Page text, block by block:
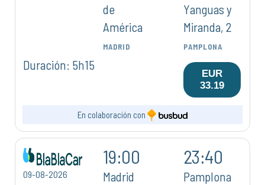
de
América
MADRID
Yanguas y
Miranda, 2
PAMPLONA
Duración: 5h15
EUR
33.19
En colaboración con
09-08-2026
19:00
Madrid
23:40
Pamplona